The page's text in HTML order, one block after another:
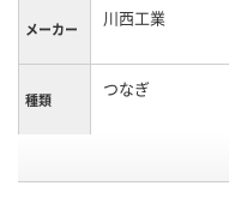
メーカー 川西工業
種類 つなぎ